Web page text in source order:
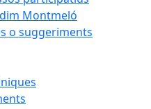
Montmeló
o suggeriments